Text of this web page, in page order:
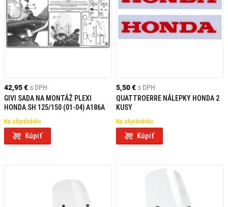
42,95 € s DPH
GIVI SADA NA MONTÁŽ PLEXI
HONDA SH 125/150 (01-04) A186A
Na objednávku
Kúpiť
5,50 € s DPH
QUATTROERRE NÁLEPKY HONDA 2
KUSY
Na objednávku
Kúpiť